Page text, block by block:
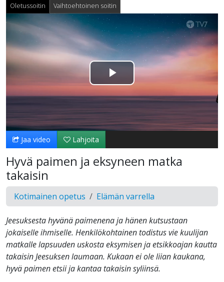
Oletussoitin Vaihtoehtoinen soitin
Toista
Video
Jaa video Lahjoita
Hyvä paimen ja eksyneen matka
takaisin
Kotimainen opetus Elämän varrella
Jeesuksesta hyvänä paimenena ja hänen kutsustaan
jokaiselle ihmiselle. Henkilökohtainen todistus vie kuulijan
matkalle lapsuuden uskosta eksymisen ja etsikkoajan kautta
takaisin Jeesuksen laumaan. Kukaan ei ole liian kaukana,
hyvä paimen etsii ja kantaa takaisin syliinsä.